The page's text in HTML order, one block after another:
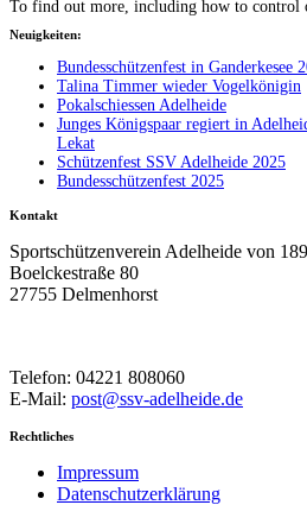
To find out more, including how to control
Neuigkeiten:
Bundesschützenfest in Ganderkesee
Talina Timmer wieder Vogelkönigin
Pokalschiessen Adelheide
Junges Königspaar regiert in
Lekat
Schützenfest SSV Adelheide 2025
Bundesschützenfest 2025
Kontakt
Sportschützenverein Adelheide von
Boelckestraße 80
27755 Delmenhorst
Telefon: 04221 808060
E-Mail: post@ssv-adelheide.de
Rechtliches
Impressum
Datenschutzerklärung